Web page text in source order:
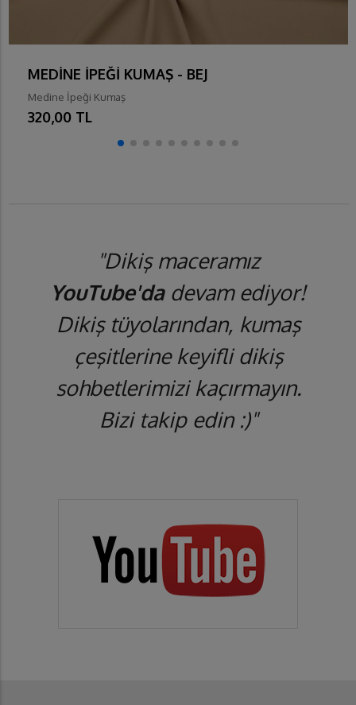
MEDİNE İPEĞİ KUMAŞ - BEJ
Medine İpeği Kumaş
320,00 TL
"Dikiş maceramız
YouTube'dadevam ediyor!
Dikiş tüyolarından, kumaş
çeşitlerine keyifli dikiş
sohbetlerimizi kaçırmayın.
Bizi takip edin :)"